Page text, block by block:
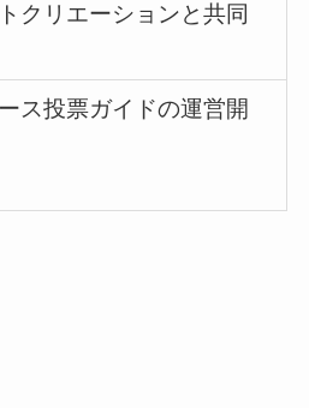
クリエーションと共同
ス投票ガイドの運営開